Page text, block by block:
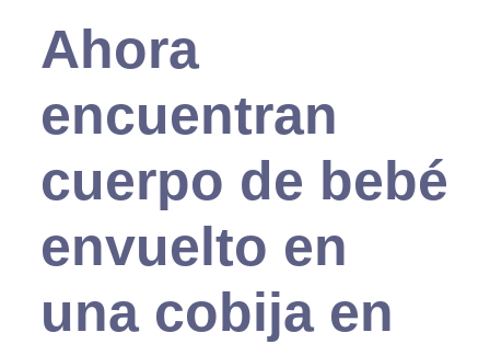
Ahora
encuentran
cuerpo de bebé
envuelto en
una cobija en